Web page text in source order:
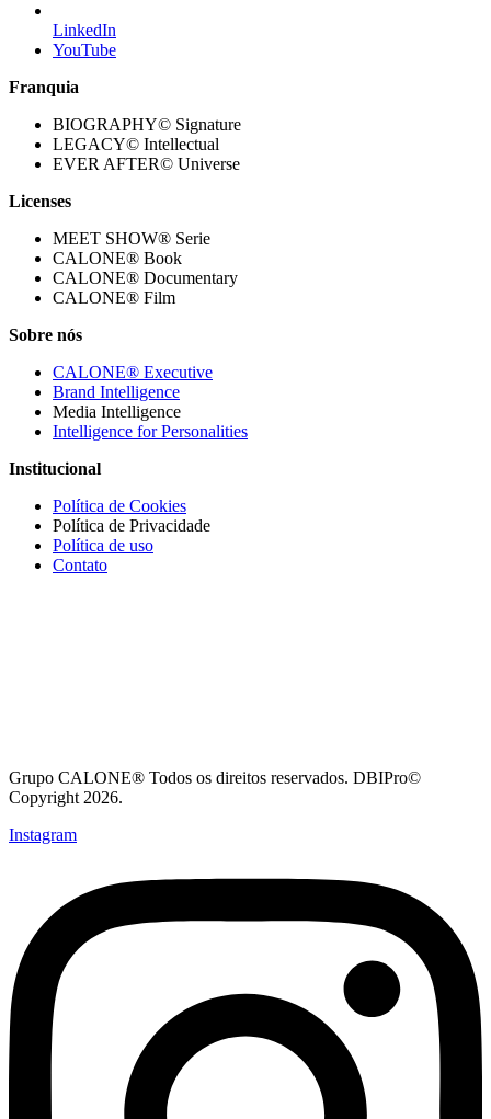
LinkedIn
YouTube
Franquia
BIOGRAPHY© Signature
LEGACY© Intellectual
EVER AFTER© Universe
Licenses
MEET SHOW® Serie
CALONE® Book
CALONE® Documentary
CALONE® Film
Sobre nós
CALONE® Executive
Brand Intelligence
Media Intelligence
Intelligence for Personalities
Institucional
Política de Cookies
Política de Privacidade
Política de uso
Contato
Grupo CALONE® Todos os direitos reservados. DBIPro©
Copyright 2026.
Instagram